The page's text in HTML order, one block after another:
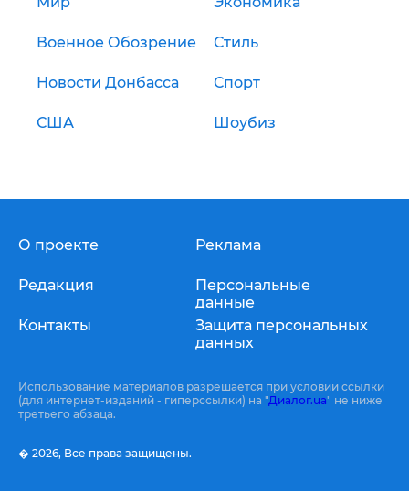
Военное Обозрение Стиль
Новости Донбасса Спорт
США Шоубиз
О проекте
Редакция
Контакты
Реклама
Персональные
данные
Защита персональных
данных
Использование материалов разрешается при условии ссылки
(для интернет-изданий - гиперссылки) на "Диалог.ua" не ниже
третьего абзаца.
� 2026, Все права защищены.